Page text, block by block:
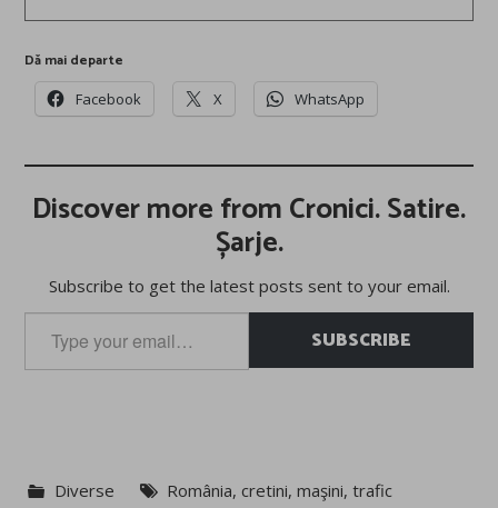
Dă mai departe
Facebook X WhatsApp
Discover more from Cronici. Satire.
Șarje.
Subscribe to get the latest posts sent to your email.
your
email…
SUBSCRIBE
Diverse România,cretini,maşini,trafic